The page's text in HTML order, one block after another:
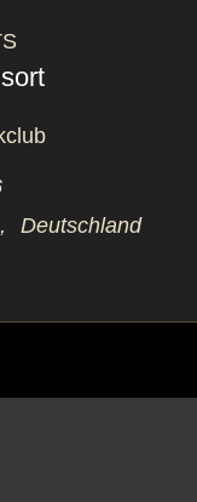
, Deutschland